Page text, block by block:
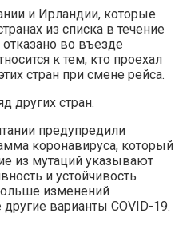
и Ирландии, которые
из списка в течение
во въезде
к тем, кто проехал
стран при смене рейса.
других стран.
предупредили
коронавируса, который
из мутаций указывают
и устойчивость
изменений
варианты COVID-19.